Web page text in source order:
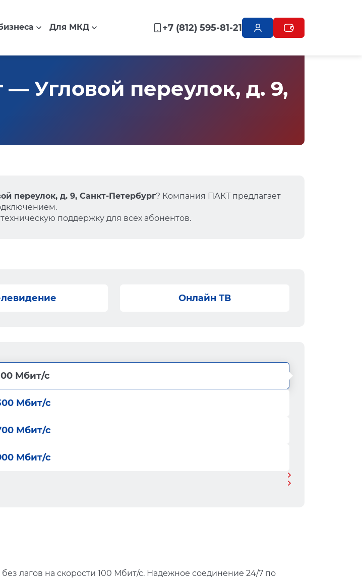
Для МКД +7 (812) 595-81-21
Угловой переулок, д. 9,
переулок, д. 9, Санкт-Петербург? Компания ПАКТ предлагает
поддержку для всех абонентов.
Онлайн ТВ
Мбит/с
Мбит/с
Мбит/с
Мбит/с
лагов на скорости 100 Мбит/с. Надежное соединение 24/7 по